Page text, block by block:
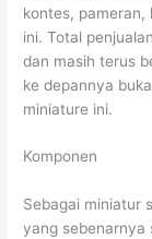
kontes, pameran,
ini. Total
dan masih terus
ke depannya
miniature ini.
Komponen
Sebagai miniatur
yang sebenarnya